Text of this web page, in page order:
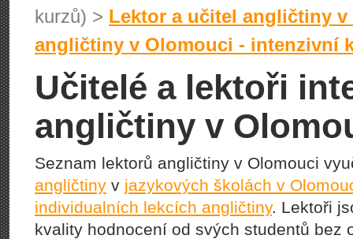
kurzů) > Lektor a učitel angličtiny
angličtiny v Olomouci - intenzivní
Učitelé a lektoři
angličtiny v
Seznam lektorů angličtiny v Olomouci
angličtiny v jazykových školách v
individualních lekcích angličtiny. Lektoři
kvality hodnocení od svých studentů bez